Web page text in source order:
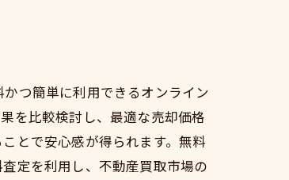
つ簡単に利用できるオンライン
を比較検討し、最適な売却価格
とで安心感が得られます。無料
定を利用し、不動産買取市場の